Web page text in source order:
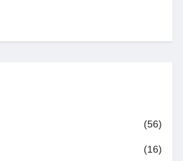
(56)
(16)